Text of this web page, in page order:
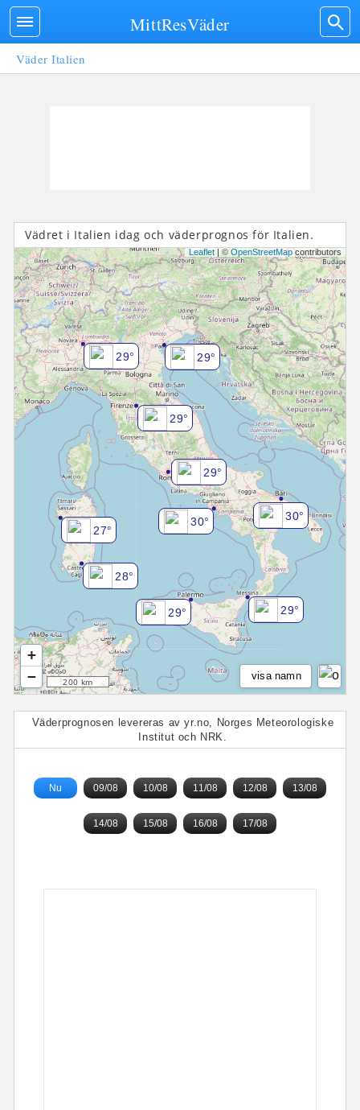
Väder Italien
Vädret i Italien idag och väderprognos för Italien.
29°
30°
29° 29°
29°
29° 29°
27°
28°
30°
+
−
200 km
Leaflet | © OpenStreetMapcontributors
visa namn
Väderprognosen levereras av yr.no, Norges Meteorologiske
Institut och NRK.
Nu 09/08 10/08 11/08 12/08 13/08
14/08 15/08 16/08 17/08
MittResVäder